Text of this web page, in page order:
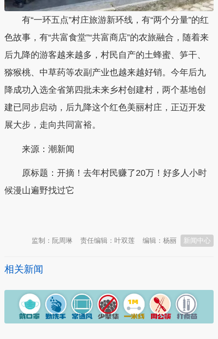
有“一环五点”村庄旅游新环线，有“两个分量”的红
色故事，有“共富食堂”“共富商店”的农旅融合，随着来
后九降的游客越来越多，村民自产的土蜂蜜、笋干、
猕猴桃、中草药等农副产业也越来越好销。今年后九
降成功入选全省第四批未来乡村创建村，两个基地创
建已同步启动，后九降这个红色美丽村庄，正迈开发
展大步，走向共同富裕。
来源：潮新闻
原标题：开摘！去年村民赚了20万！好多人小时
候漫山遍野找过它
新闻中心
编辑：杨丽
责任编辑：叶双莲
监制：阮周琳
相关新闻